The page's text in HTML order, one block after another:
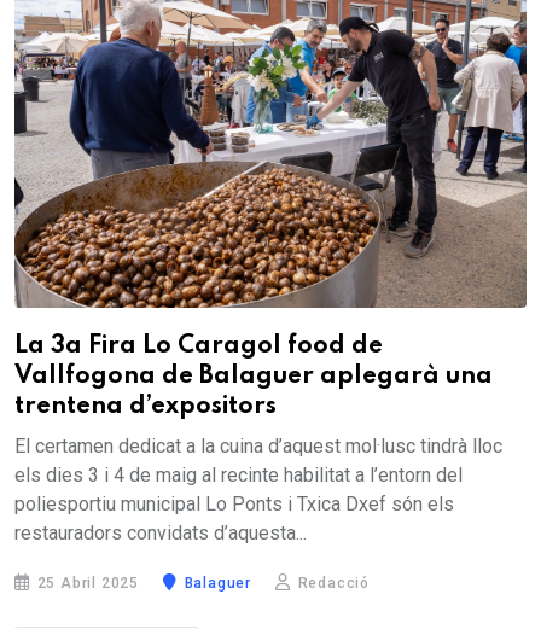
La 3a Fira Lo Caragol food de
Vallfogona de Balaguer aplegarà una
trentena d’expositors
El certamen dedicat a la cuina d’aquest mol·lusc tindrà lloc
els dies 3 i 4 de maig al recinte habilitat a l’entorn del
poliesportiu municipal Lo Ponts i Txica Dxef són els
restauradors convidats d’aquesta...
25 Abril 2025 Balaguer Redacció